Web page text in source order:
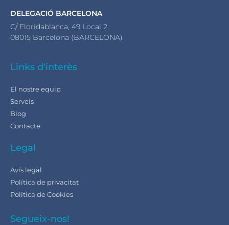
DELEGACIÓ BARCELONA
C/ Floridablanca, 49 Local 2
08015 Barcelona (BARCELONA)
Links d'interès
El nostre equip
Serveis
Blog
Contacte
Legal
Avís legal
Política de privacitat
Política de Cookies
Segueix-nos!